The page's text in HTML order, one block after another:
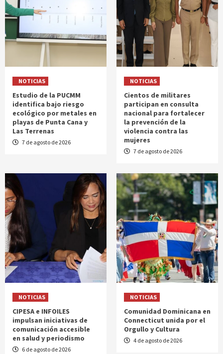
NOTICIAS
Estudio de la PUCMM
identifica bajo riesgo
ecológico por metales en
playas de Punta Cana y
Las Terrenas
7 de agosto de 2026
NOTICIAS
Cientos de militares
participan en consulta
nacional para fortalecer
la prevención de la
violencia contra las
mujeres
7 de agosto de 2026
NOTICIAS
CIPESA e INFOILES
impulsan iniciativas de
comunicación accesible
en salud y periodismo
6 de agosto de 2026
NOTICIAS
Comunidad Dominicana en
Connecticut unida por el
Orgullo y Cultura
4 de agosto de 2026